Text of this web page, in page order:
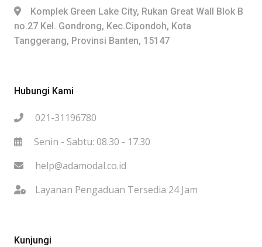
Komplek Green Lake City, Rukan Great Wall Blok B
no.27 Kel. Gondrong, Kec.Cipondoh, Kota
Tanggerang, Provinsi Banten, 15147
Hubungi Kami
021-31196780
Senin - Sabtu: 08.30 - 17.30
help@adamodal.co.id
Layanan Pengaduan Tersedia 24 Jam
Kunjungi